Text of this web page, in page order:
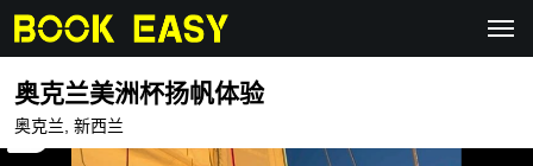
奥克兰美洲杯扬帆体验
奥克兰, 新西兰